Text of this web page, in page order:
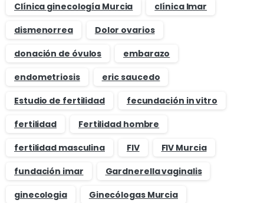
Clínica ginecología Murcia
clínica Imar
dismenorrea
Dolor ovarios
donación de óvulos
embarazo
endometriosis
eric saucedo
Estudio de fertilidad
fecundación in vitro
fertilidad
Fertilidad hombre
fertilidad masculina
FIV
FIV Murcia
fundación imar
Gardnerella vaginalis
ginecologia
Ginecólogas Murcia